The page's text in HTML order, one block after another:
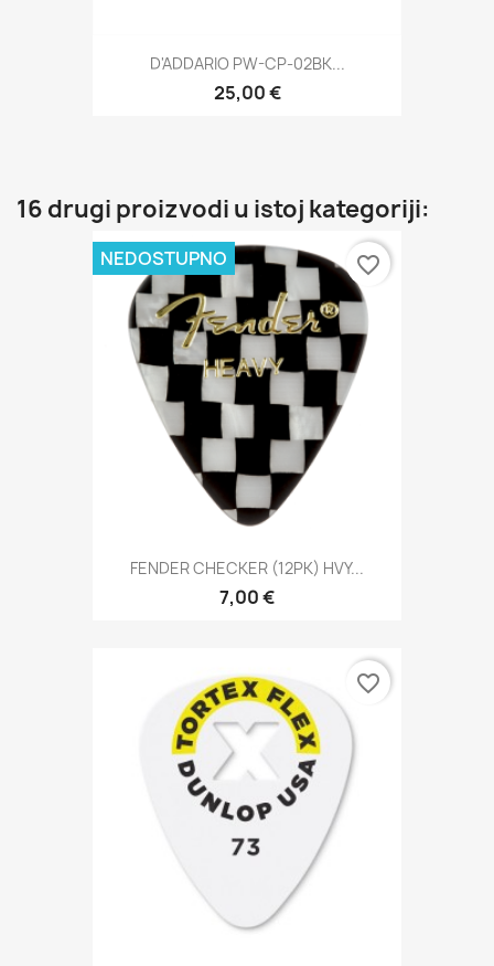
D'ADDARIO PW-CP-02BK...
25,00 €
16 drugi proizvodi u istoj kategoriji:
FENDER CHECKER (12PK) HVY...
7,00 €
NEDOSTUPNO favorite_border
favorite_border